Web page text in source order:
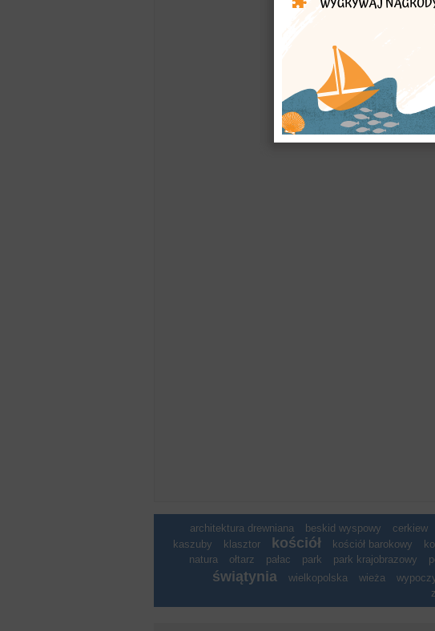
architektura drewniana beskid wyspowy cerkiew
kaszuby
klasztor kościół kościół barokowy
natura
ołtarz pałac park park krajobrazowy
świątynia wielkopolska wieża